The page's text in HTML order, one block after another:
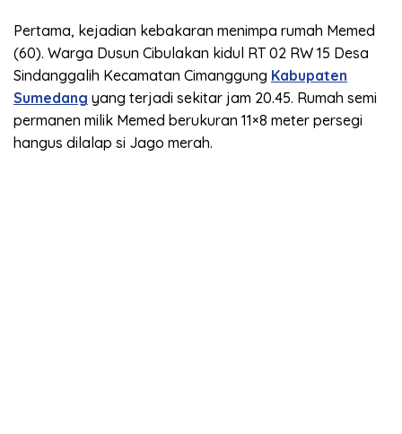
Pertama, kejadian kebakaran menimpa rumah Memed
(60). Warga Dusun Cibulakan kidul RT 02 RW 15 Desa
Sindanggalih Kecamatan Cimanggung Kabupaten
Sumedang yang terjadi sekitar jam 20.45. Rumah semi
permanen milik Memed berukuran 11×8 meter persegi
hangus dilalap si Jago merah.